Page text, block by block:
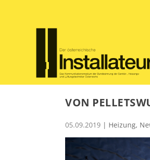
VON
05.09.2019 | Heizung,